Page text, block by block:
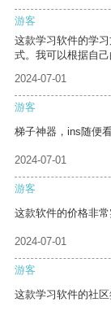
游客
这款学习软件的学
式。我可以根据自己
2024-07-01
游客
梯子神器，ins随便
2024-07-01
游客
这款软件的价格非常
2024-07-01
游客
这款学习软件的社